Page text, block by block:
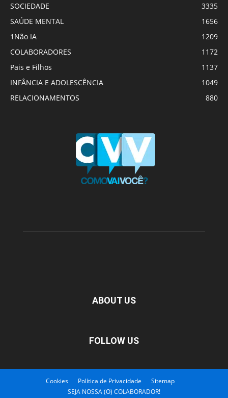
SOCIEDADE
3335
SAÚDE MENTAL
1656
1Não IA
1209
COLABORADORES
1172
Pais e Filhos
1137
INFÂNCIA E ADOLESCÊNCIA
1049
RELACIONAMENTOS
880
ABOUT US
FOLLOW US
Cookies Política de Privacidade
Sitemap
SEJA NOSSA (O) COLABORADOR!